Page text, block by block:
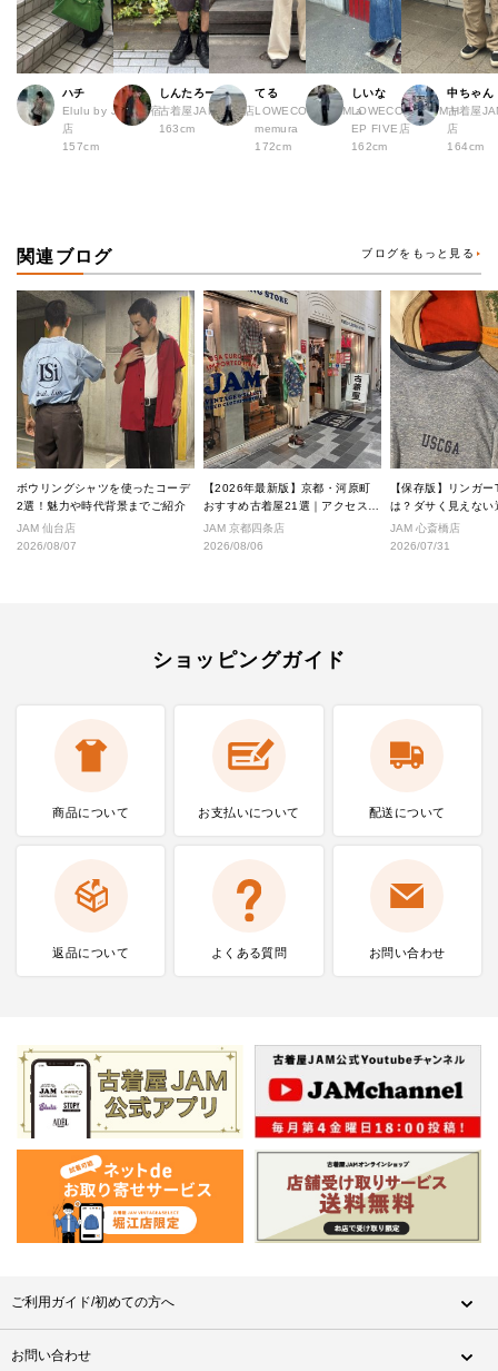
ハチ
Elulu by JAM 原宿
店
157cm
しんたろー
古着屋JAM 仙台店
163cm
てる
LOWECO by JAM a
memura
172cm
しいな
LOWECO by JAM H
EP FIVE店
162cm
中ちゃん
古着屋
店
164cm
関連ブログ ブログをもっと見る
ボウリングシャツを使ったコーデ
2選！魅力や時代背景までご紹介
JAM 仙台店
2026/08/07
【2026年最新版】京都・河原町
おすすめ古着屋21選｜アクセス良
好な絶対行くべきショップ厳選！
JAM 京都四条店
2026/08/06
【保存版】リンガ
は？ダサく見えない
なし完全ガイド
JAM 心斎橋店
2026/07/31
ショッピングガイド
商品について お支払いについて 配送について
返品について よくある質問 お問い合わせ
ご利用ガイド/初めての方へ
お問い合わせ